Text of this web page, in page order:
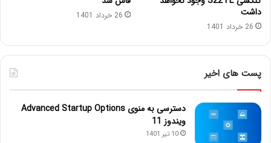
داشت
26 خرداد 1401
26 خرداد 1401
پست های اخیر
دسترسی به منوی Advanced Startup Options
ویندوز 11
10 تیر 1401